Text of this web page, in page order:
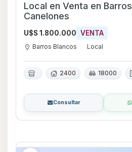
Local en Venta en Barros Blancos,
Canelones
U$S 1.800.000 VENTA
Barros Blancos Local
2400 18000
Consultar